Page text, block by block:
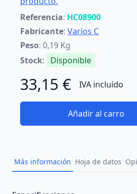
Referencia: HC08900
Fabricante: Varios C
Peso: 0,19 Kg
Stock: Disponible
33,15 € IVA incluído
Añadir al carro
Más información Hoja de datos